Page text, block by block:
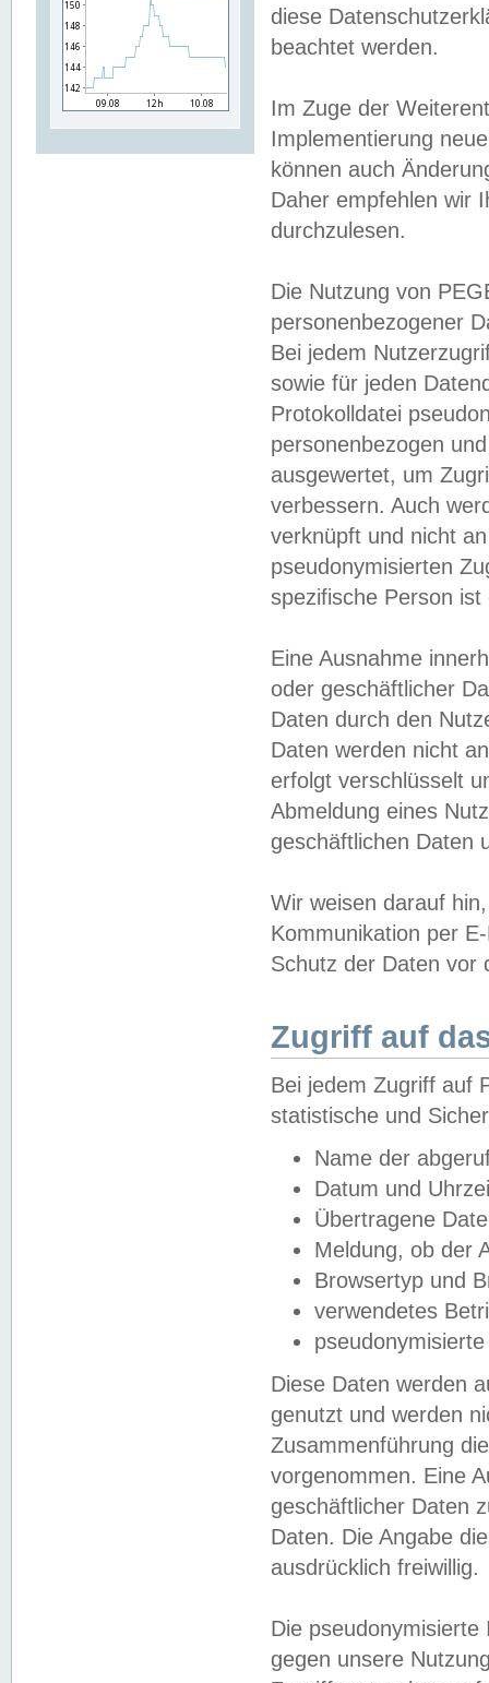
diese
beachtet werden.
Im Zuge der
Implementierung
können auch
Daher empfehlen wir
durchzulesen.
Die Nutzung von
personenbezogener
Bei jedem
sowie für jeden
Protokolldatei
personenbezogen
ausgewertet, um
verbessern. Auch
verknüpft und nicht
pseudonymisierten
spezifische Person
Eine Ausnahme
oder geschäftlicher
Daten durch den
Daten werden nicht
erfolgt verschlüsselt
Abmeldung eines
geschäftlichen Daten
Wir weisen darauf
Kommunikation per
Schutz der Daten vor
Zugriff auf
Bei jedem Zugriff auf
statistische und
Name der
Datum und
Übertragene
Meldung, ob der
Browsertyp und
verwendetes
Diese Daten werden
genutzt und werden
Zusammenführung
vorgenommen. Eine
geschäftlicher Daten
Daten. Die Angabe
ausdrücklich freiwillig.
Die
gegen unsere